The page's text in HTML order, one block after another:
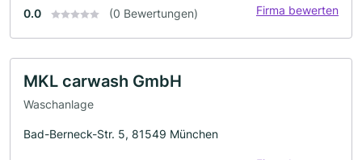
0.0 (0 Bewertungen) Firma bewerten
MKL carwash GmbH
Waschanlage
Bad-Berneck-Str. 5, 81549 München